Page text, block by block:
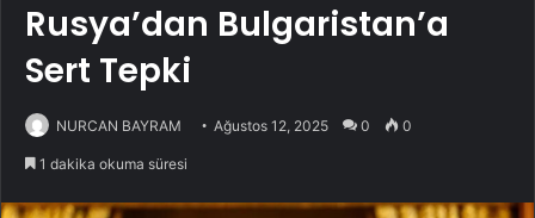
Rusya’dan Bulgaristan’a
Sert Tepki
NURCAN BAYRAM Ağustos 12, 2025 0 0
1 dakika okuma süresi